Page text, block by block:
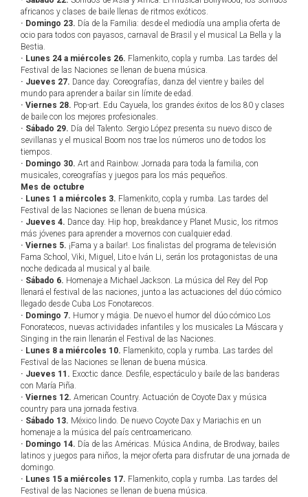
africanos y clases de baile llenas de ritmos exóticos.
· Domingo 23. Día de la Familia: desde el mediodía una amplia oferta de
ocio para todos con payasos, carnaval de Brasil y el musical La Bella y la
Bestia.
· Lunes 24 a miércoles 26. Flamenkito, copla y rumba. Las tardes del
Festival de las Naciones se llenan de buena música.
· Jueves 27. Dance day. Coreografías, danza del vientre y bailes del
mundo para aprender a bailar sin límite de edad.
· Viernes 28. Pop-art. Edu Cayuela, los grandes éxitos de los 80 y clases
de baile con los mejores profesionales.
· Sábado 29. Día del Talento. Sergio López presenta su nuevo disco de
sevillanas y el musical Boom nos trae los números uno de todos los
tiempos.
· Domingo 30. Art and Rainbow. Jornada para toda la familia, con
musicales, coreografías y juegos para los más pequeños.
Mes de octubre
· Lunes 1 a miércoles 3. Flamenkito, copla y rumba. Las tardes del
Festival de las Naciones se llenan de buena música.
· Jueves 4. Dance day. Hip hop, breakdance y Planet Music, los ritmos
más jóvenes para aprender a movernos con cualquier edad.
· Viernes 5. ¡Fama y a bailar!. Los finalistas del programa de televisión
Fama School, Viki, Miguel, Lito e Iván Li, serán los protagonistas de una
noche dedicada al musical y al baile.
· Sábado 6. Homenaje a Michael Jackson. La música del Rey del Pop
llenará el festival de las naciones, junto a las actuaciones del dúo cómico
llegado desde Cuba Los Fonotarecos.
· Domingo 7. Humor y mágia. De nuevo el humor del dúo cómico Los
Fonoratecos, nuevas actividades infantiles y los musicales La Máscara y
Singing in the rain llenarán el Festival de las Naciones.
· Lunes 8 a miércoles 10. Flamenkito, copla y rumba. Las tardes del
Festival de las Naciones se llenan de buena música.
· Jueves 11. Exoctic dance. Desfile, espectáculo y baile de las banderas
con María Piña.
· Viernes 12. American Country. Actuación de Coyote Dax y música
country para una jornada festiva.
· Sábado 13. México lindo. De nuevo Coyote Dax y Mariachis en un
homenaje a la música del país centroamericano.
· Domingo 14. Día de las Américas. Música Andina, de Brodway, bailes
latinos y juegos para niños, la mejor oferta para disfrutar de una jornada de
domingo.
· Lunes 15 a miércoles 17. Flamenkito, copla y rumba. Las tardes del
Festival de las Naciones se llenan de buena música.